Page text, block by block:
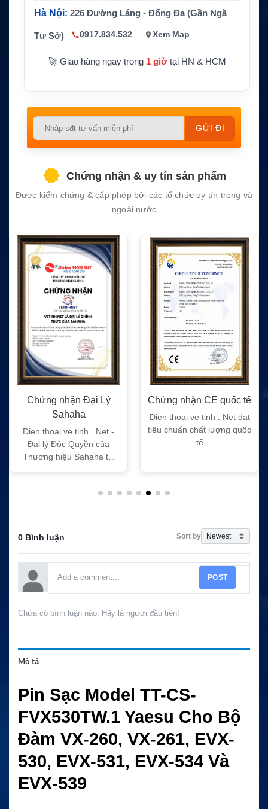
CS / Pin thay thế tương thích
Hà Nội: 226 Đường Láng - Đống Đa (Gần Ngã
Tư Sở) 0917.834.532 Xem Map
🚀 Giao hàng ngay trong 1 giờtại HN & HCM
Please
empty.
Chứng nhận & uy tín sản phẩm
Được kiểm chứng & cấp phép bởi các tổ chức uy tín trong và
ngoài nước
Chứng nhận Đại Lý
Sahaha
Dien thoai ve tinh . Net -
Đại lý Độc Quyền của
Thương hiệu Sahaha tại
Chứng nhận CE quốc tế
Dien thoai ve tinh . Net đạt
tiêu chuẩn chất lượng quốc
tế
0 Bình luận Sort by
POST
Chưa có bình luận nào. Hãy là người đầu tiên!
Mô tả
Pin Sạc Model TT-CS-
FVX530TW.1 Yaesu Cho Bộ
Đàm VX-260, VX-261, EVX-
530, EVX-531, EVX-534 Và
EVX-539